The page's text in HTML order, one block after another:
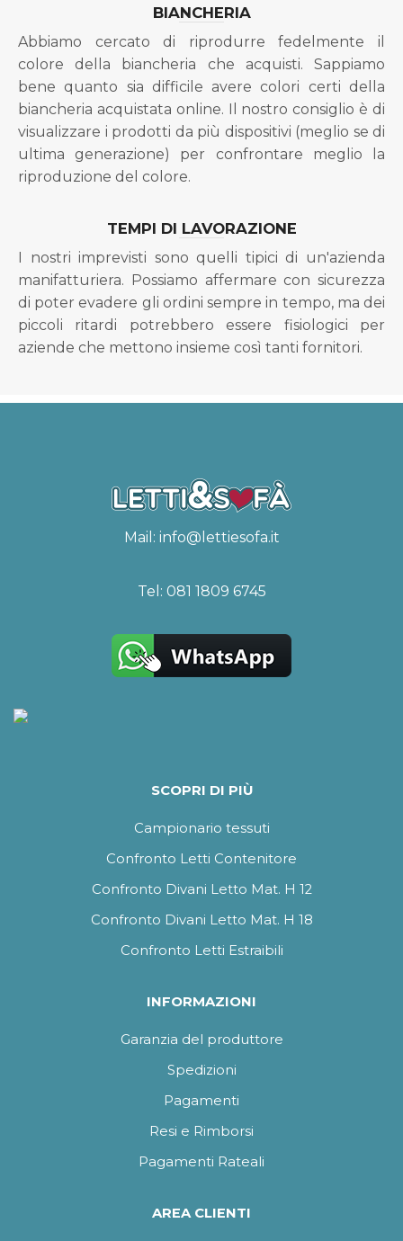
BIANCHERIA
Abbiamo cercato di riprodurre fedelmente il
colore della biancheria che acquisti. Sappiamo
bene quanto sia difficile avere colori certi della
biancheria acquistata online. Il nostro consiglio è di
visualizzare i prodotti da più dispositivi (meglio se di
ultima generazione) per confrontare meglio la
riproduzione del colore.
TEMPI DI LAVORAZIONE
I nostri imprevisti sono quelli tipici di un'azienda
manifatturiera. Possiamo affermare con sicurezza
di poter evadere gli ordini sempre in tempo, ma dei
piccoli ritardi potrebbero essere fisiologici per
aziende che mettono insieme così tanti fornitori.
Mail: info@lettiesofa.it
Tel: 081 1809 6745
SCOPRI DI PIÙ
Campionario tessuti
Confronto Letti Contenitore
Confronto Divani Letto Mat. H 12
Confronto Divani Letto Mat. H 18
Confronto Letti Estraibili
INFORMAZIONI
Garanzia del produttore
Spedizioni
Pagamenti
Resi e Rimborsi
Pagamenti Rateali
AREA CLIENTI